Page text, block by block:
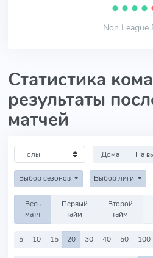
⬤ ⬤ ⬤ ⬤
Non League
Статистика
результаты
матчей
Дома На
Выбор сезонов Выбор лиги
Весь
матч
Первый
тайм
Второй
тайм
5 10 15 20 30 40 50 100